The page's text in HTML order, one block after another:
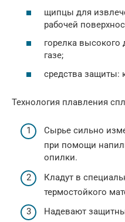
щипцы для
рабочей
горелка
газе;
средства защиты:
Технология плавления
Сырье сильно
при помощи
опилки.
Кладут в
термостойкого
Надевают